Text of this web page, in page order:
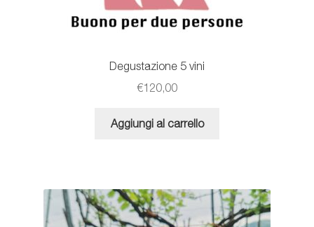
Degustazione 5 vini
€120,00
Aggiungi al carrello